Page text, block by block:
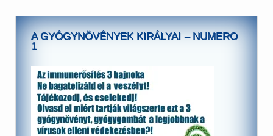
A GYÓGYNÖVÉNYEK KIRÁLYAI – NUMERO
1